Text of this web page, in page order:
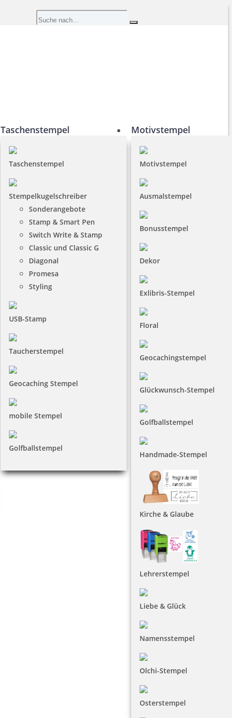
Taschenstempel
Taschenstempel
Stempelkugelschreiber
Sonderangebote
Stamp & Smart Pen
Switch Write & Stamp
Classic und Classic G
Diagonal
Promesa
Styling
USB-Stamp
Taucherstempel
Geocaching Stempel
mobile Stempel
Golfballstempel
Motivstempel
Motivstempel
Ausmalstempel
Bonusstempel
Dekor
Exlibris-Stempel
Floral
Geocachingstempel
Glückwunsch-Stempel
Golfballstempel
Handmade-Stempel
Kirche & Glaube
Lehrerstempel
Liebe & Glück
Namensstempel
Olchi-Stempel
Osterstempel